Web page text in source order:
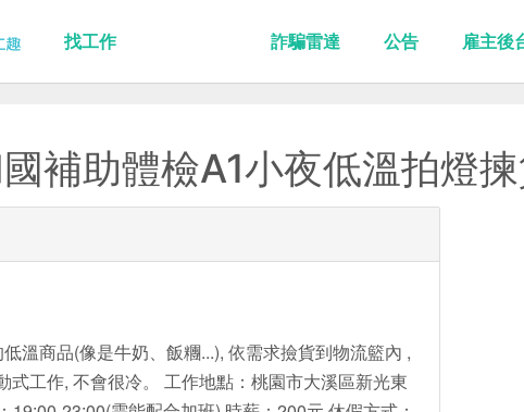
找工作 詐騙雷達 公告 雇主後
補助體檢A1小夜低溫拍燈
溫商品(像是牛奶、飯糰...), 依需求撿貨到物流籃內 ,
式工作, 不會很冷。 工作地點：桃園市大溪區新光東